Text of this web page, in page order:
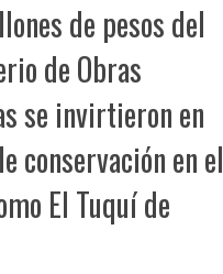
de pesos del
de Obras
se invirtieron en
conservación en el
El Tuquí de